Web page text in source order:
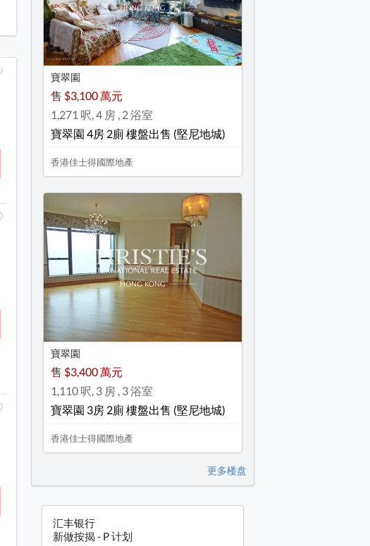
寶翠園
售 $3,100 萬元
1,271 呎, 4 房 , 2 浴室
寶翠園 4房 2廁 樓盤出售 (堅尼地城)
香港佳士得國際地產
寶翠園
售 $3,400 萬元
1,110 呎, 3 房 , 3 浴室
寶翠園 3房 2廁 樓盤出售 (堅尼地城)
香港佳士得國際地產
更多楼盘
汇丰银行
新做按揭 - P 计划